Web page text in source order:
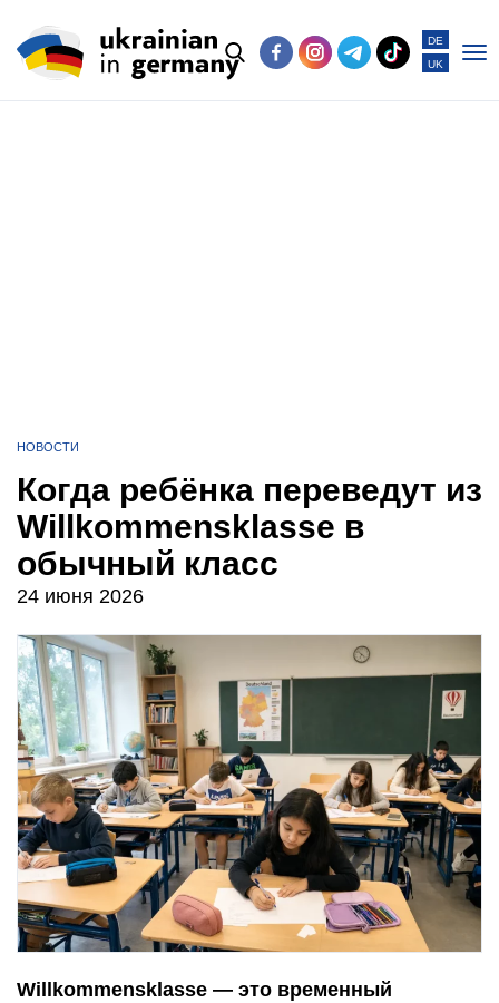
DE
UK
НОВОСТИ
Когда ребёнка переведут из
Willkommensklasse в
обычный класс
24 июня 2026
Willkommensklasse — это временный